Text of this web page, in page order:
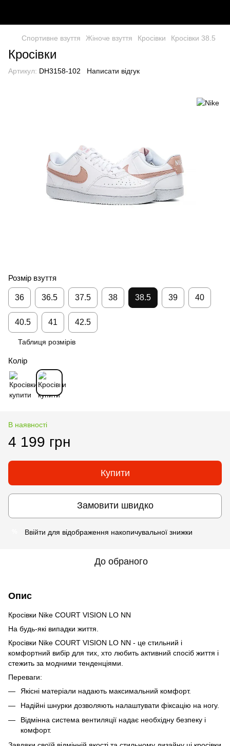
Спортивне взуття Жіноче взуття Кросівки Кросівки 38.5
Кросівки
Артикул: DH3158-102 Написати відгук
Розмір взуття
36 36.5 37.5 38 38.5 39 40
40.5 41 42.5
Таблиця розмірів
Колір
В наявності
4 199 грн
Купити
Замовити швидко
Ввійти для відображення накопичувальної знижки
До обраного
Опис
Кросівки Nike COURT VISION LO NN
На будь-які випадки життя.
Кросівки Nike COURT VISION LO NN - це стильний і
комфортний вибір для тих, хто любить активний спосіб життя і
стежить за модними тенденціями.
Переваги:
Якісні матеріали надають максимальний комфорт.
Надійні шнурки дозволяють налаштувати фіксацію на ногу.
Відмінна система вентиляції надає необхідну безпеку і
комфорт.